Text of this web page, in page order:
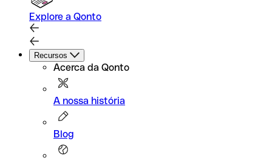
Explore a Qonto
Recursos
Acerca da Qonto
A nossa história
Blog